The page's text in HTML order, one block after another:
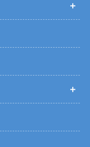
す。この場合、個人情
密保持などによりお客
情報の開示等（利用目
削除、利用の停止また